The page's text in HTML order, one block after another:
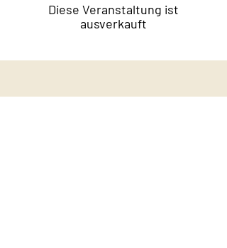
Diese Veranstaltung ist
ausverkauft